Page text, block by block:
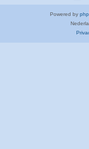
Powered by